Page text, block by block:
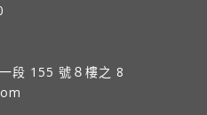
段 155 號８樓之 8